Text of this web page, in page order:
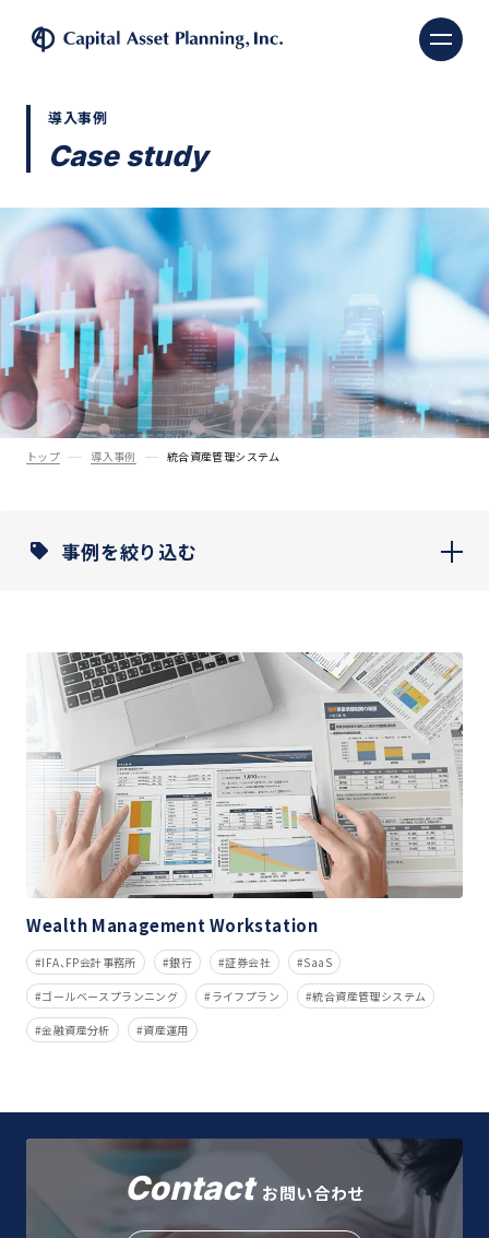
株式会社キャピタル・
導入事例
Case study
トップ 導入事例 統合資産管理システム
事例を絞り込む
Wealth Management Workstation
IFA、FP会計事務所 銀行 証券会社 SaaS
ゴールベースプランニング ライフプラン 統合資産管理システム
金融資産分析 資産運用
Contact お問い合わせ